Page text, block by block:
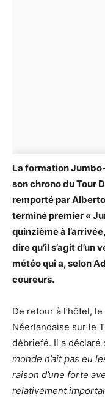
La formation
son chrono du Tour
remporté par
terminé premier «
quinzième à
dire qu’il s’agit
météo qui a, selon
coureurs.
De retour à l’hôtel,
Néerlandaise sur le
débriefé. Il a déclaré
monde n’ait pas eu
raison d’une forte
relativement